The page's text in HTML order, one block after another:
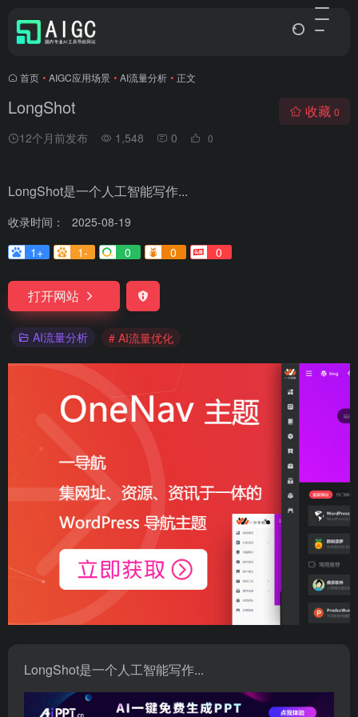
首页 • AIGC应用场景 • AI流量分析 • 正文
LongShot
12个月前发布 1,548 0 0
收藏 0
LongShot是一个人工智能写作...
收录时间：
2025-08-19
1+
1- 0 0 0
打开网站
AI流量分析 # AI流量优化
LongShot是一个人工智能写作...